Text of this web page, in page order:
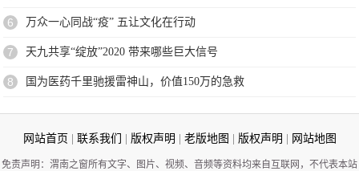
6 万众一心同战“疫” 五让文化在行动
7 天九共享“绽放”2020 带来哪些巨大信号
8 国为医药千里驰援雷神山，价值150万的急救
网站首页 联系我们 版权声明 老版地图 版权声明 网站地图
免责声明：渭南之窗所有文字、图片、视频、音频等资料均来自互联网，不代表本站